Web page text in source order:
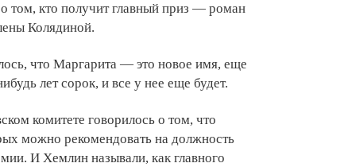
том, кто получит главный приз — роман
Колядиной.
что Маргарита — это новое имя, еще
лет сорок, и все у нее еще будет.
комитете говорилось о том, что
можно рекомендовать на должность
И Хемлин называли, как главного